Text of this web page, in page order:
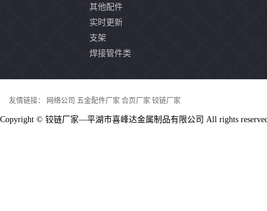
其他配件
实时更新
支架
焊接管件类
友情链接： 网络公司 五金配件厂家 合页厂家 铰链厂家
Copyright © 铰链厂家—平湖市喜峰达金属制品有限公司 All rights